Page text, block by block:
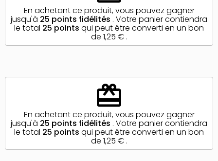
En achetant ce produit, vous pouvez gagner
jusqu'à 25 points fidélités . Votre panier contiendra
le total 25 points qui peut être converti en un bon
de 1,25 €.
redeem
En achetant ce produit, vous pouvez gagner
jusqu'à 25 points fidélités . Votre panier contiendra
le total 25 points qui peut être converti en un bon
de 1,25 €.